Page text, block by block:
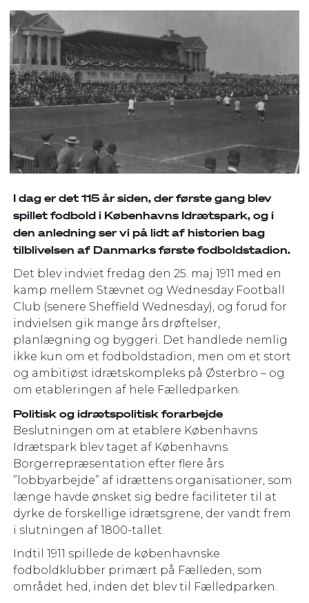
I dag er det 115 år siden, der første gang blev
spillet fodbold i Københavns Idrætspark, og i
den anledning ser vi på lidt af historien bag
tilblivelsen af Danmarks første fodboldstadion.
Det blev indviet fredag den 25. maj 1911 med en
kamp mellem Stævnet og Wednesday Football
Club (senere Sheffield Wednesday), og forud for
indvielsen gik mange års drøftelser,
planlægning og byggeri. Det handlede nemlig
ikke kun om et fodboldstadion, men om et stort
og ambitiøst idrætskompleks på Østerbro – og
om etableringen af hele Fælledparken.
Politisk og idrætspolitisk forarbejde
Beslutningen om at etablere Københavns
Idrætspark blev taget af Københavns
Borgerrepræsentation efter flere års
”lobbyarbejde” af idrættens organisationer, som
længe havde ønsket sig bedre faciliteter til at
dyrke de forskellige idrætsgrene, der vandt frem
i slutningen af 1800-tallet.
Indtil 1911 spillede de københavnske
fodboldklubber primært på Fælleden, som
området hed, inden det blev til Fælledparken.